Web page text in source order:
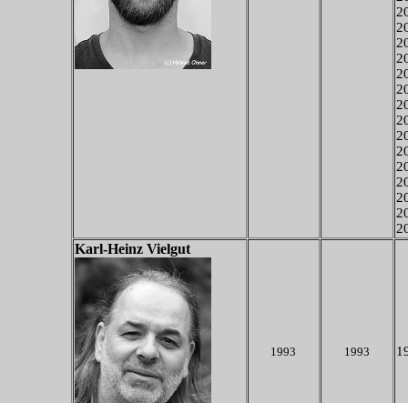
Karl-Heinz Vielgut
1993 1993